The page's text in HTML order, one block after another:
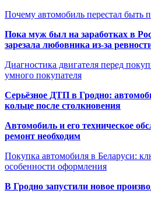
Почему автомобиль перестал быть
Пока муж был на заработках в
зарезала любовника из-за
Диагностика двигателя перед
умного покупателя
Серьёзное ДТП в Гродно:
кольце после столкновения
Автомобиль и его техническое
ремонт необходим
Покупка автомобиля в Беларуси:
особенности оформления
В Гродно запустили новое